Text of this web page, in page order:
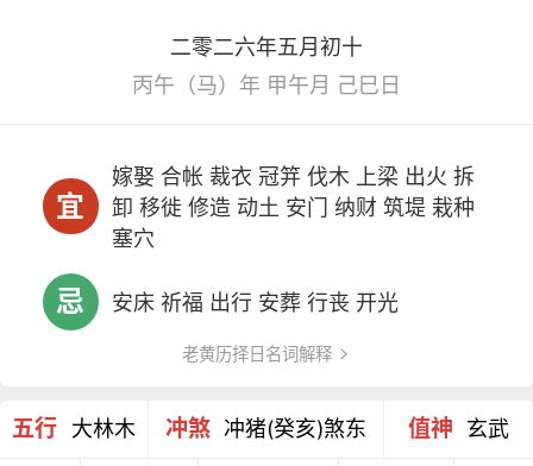
二零二六年五月初十
丙午（马）年 甲午月 己巳日
宜
嫁娶 合帐 裁衣 冠笄 伐木 上梁 出火 拆
卸 移徙 修造 动土 安门 纳财 筑堤 栽种
塞穴
忌 安床 祈福 出行 安葬 行丧 开光
老黄历择日名词解释
五行 大林木 冲煞 冲猪(癸亥)煞东 值神 玄武